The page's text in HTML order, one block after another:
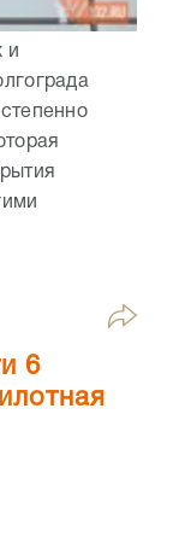
и
6